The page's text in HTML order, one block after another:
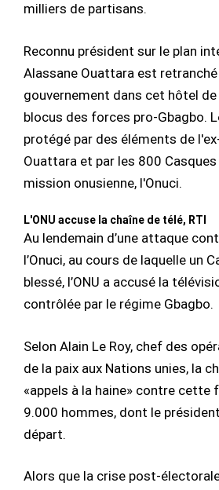
milliers de partisans.
Reconnu président sur le plan
Alassane Ouattara est
gouvernement dans cet hôtel de
blocus des forces pro-Gbagbo.
protégé par des éléments de
Ouattara et par les 800 Casques
mission onusienne, l'Onuci.
L'ONU accuse la chaîne de télé, RTI
Au lendemain d’une attaque
l’Onuci, au cours de laquelle un
blessé, l’ONU a accusé la
contrôlée par le régime Gbagbo.
Selon Alain Le Roy, chef des
de la paix aux Nations unies, la
«appels à la haine» contre cette
9.000 hommes, dont le
départ.
Alors que la crise post-